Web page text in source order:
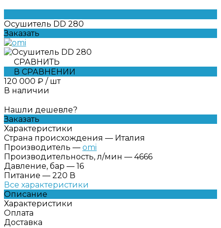
Осушитель DD 280
Заказать
СРАВНИТЬ
В СРАВНЕНИИ
120 000 ₽ / шт
В наличии
Нашли дешевле?
Заказать
Характеристики
Страна происхождения — Италия
Производитель — omi
Производительность, л/мин — 4666
Давление, бар — 16
Питание — 220 В
Все характеристики
Описание
Характеристики
Оплата
Доставка